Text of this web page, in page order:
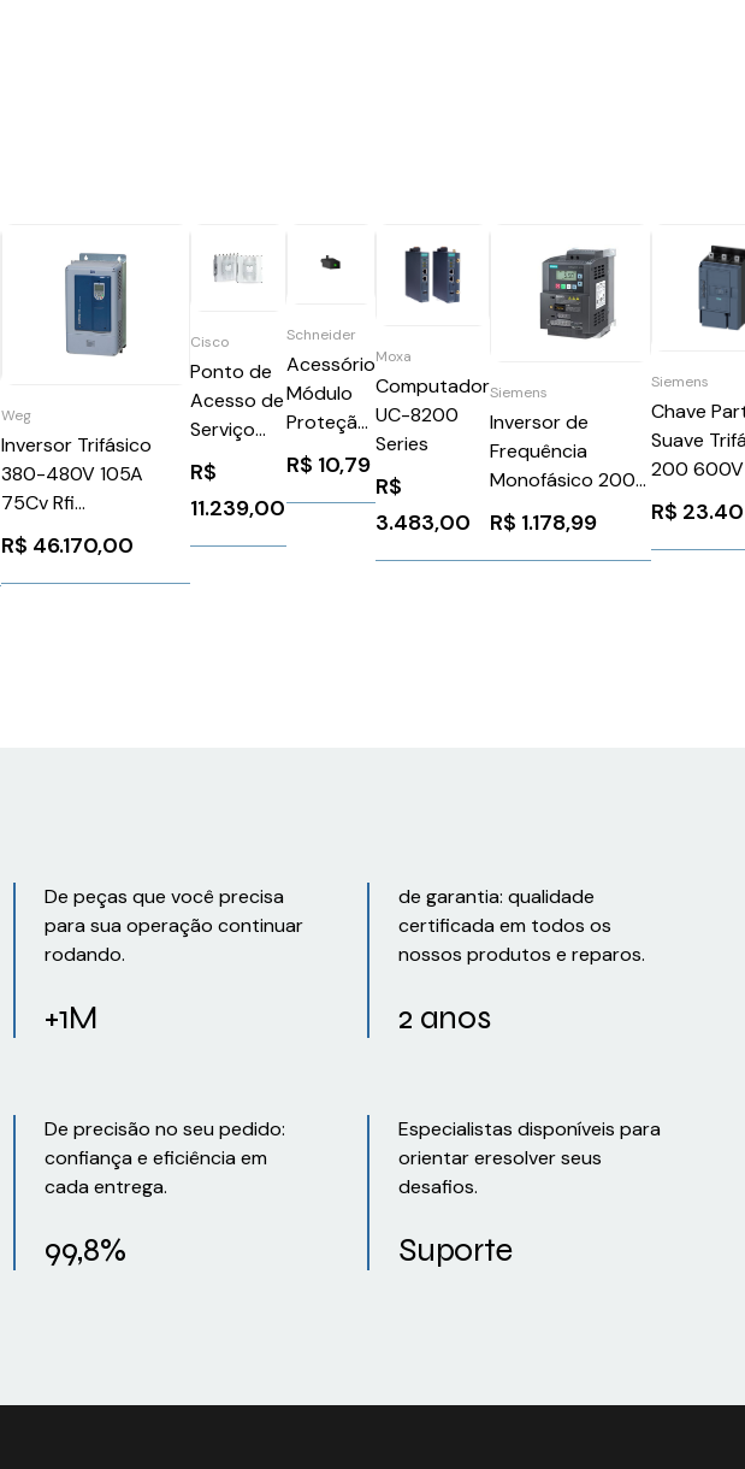
Weg
Inversor Trifásico
380-480V 105A
75Cv Rfi
CFW110105T4ODBWZ
WEG Weg 11392336
R$ 46.170,00
Cisco
Ponto de
Acesso de
Serviço
Pesado
IW9167EH-
B-URWB
R$
11.239,00
Schneider
Acessório
Módulo
Proteção
Diodo
LED
Verde 6
R$ 10,79
Moxa
Computador
UC-8200
Series
R$
3.483,00
Siemens
Inversor de
Frequência
Monofásico 200-
240v 6a 1,1kw
Sinamics V20
Siemens
R$ 1.178,99
Siemens
Chave
Suave
200
24V
Siemens
R$
De peças que você precisa
para sua operação continuar
rodando.
+1M
de garantia: qualidade
certificada em todos os
nossos produtos e reparos.
2 anos
De precisão no seu pedido:
confiança e eficiência em
cada entrega.
99,8%
Especialistas disponíveis para
orientar eresolver seus
desafios.
Suporte